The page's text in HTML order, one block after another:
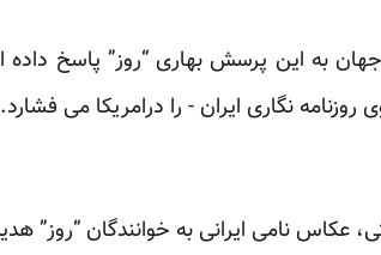
جهان به این پرسش بهاری “روز” پاسخ
روزنامه نگاری ایران - را درامریکا می
نامی ایرانی به خوانندگان “روز”